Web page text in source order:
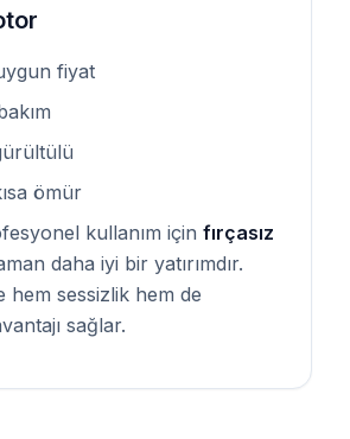
fiyat
ömür
kullanım için fırçasız
daha iyi bir yatırımdır.
hem sessizlik hem de
sağlar.